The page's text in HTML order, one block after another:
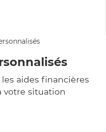
aides financières
votre situation